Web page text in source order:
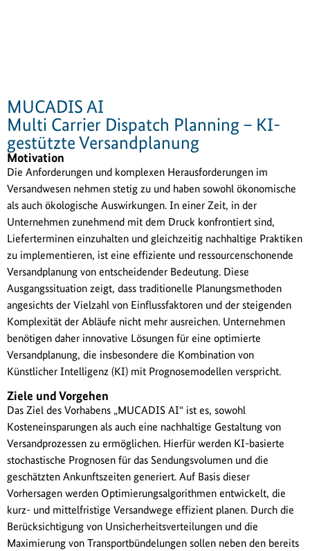
MUCADIS AI
Multi Carrier Dispatch Planning – KI-
gestützte Versandplanung
Motivation
Die Anforderungen und komplexen Herausforderungen im
Versandwesen nehmen stetig zu und haben sowohl ökonomische
als auch ökologische Auswirkungen. In einer Zeit, in der
Unternehmen zunehmend mit dem Druck konfrontiert sind,
Lieferterminen einzuhalten und gleichzeitig nachhaltige Praktiken
zu implementieren, ist eine effiziente und ressourcenschonende
Versandplanung von entscheidender Bedeutung. Diese
Ausgangssituation zeigt, dass traditionelle Planungsmethoden
angesichts der Vielzahl von Einflussfaktoren und der steigenden
Komplexität der Abläufe nicht mehr ausreichen. Unternehmen
benötigen daher innovative Lösungen für eine optimierte
Versandplanung, die insbesondere die Kombination von
Künstlicher Intelligenz (KI) mit Prognosemodellen verspricht.
Ziele und Vorgehen
Das Ziel des Vorhabens „MUCADIS AI“ ist es, sowohl
Kosteneinsparungen als auch eine nachhaltige Gestaltung von
Versandprozessen zu ermöglichen. Hierfür werden KI-basierte
stochastische Prognosen für das Sendungsvolumen und die
geschätzten Ankunftszeiten generiert. Auf Basis dieser
Vorhersagen werden Optimierungsalgorithmen entwickelt, die
kurz- und mittelfristige Versandwege effizient planen. Durch die
Berücksichtigung von Unsicherheitsverteilungen und die
Maximierung von Transportbündelungen sollen neben den bereits